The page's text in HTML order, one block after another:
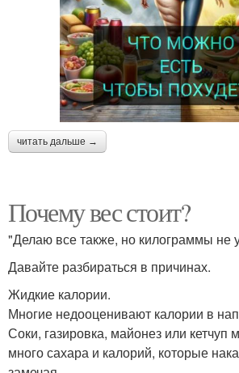
читать дальше →
Почему вес стоит?
"Делаю все также, но килограммы не
Давайте разбираться в причинах.
Жидкие калории.
Многие недооценивают калории в
Соки, газировка, майонез или кетчуп
много сахара и калорий, которые